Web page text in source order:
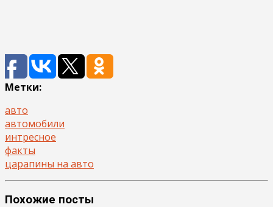
Метки:
авто
автомобили
интресное
факты
царапины на авто
Похожие посты